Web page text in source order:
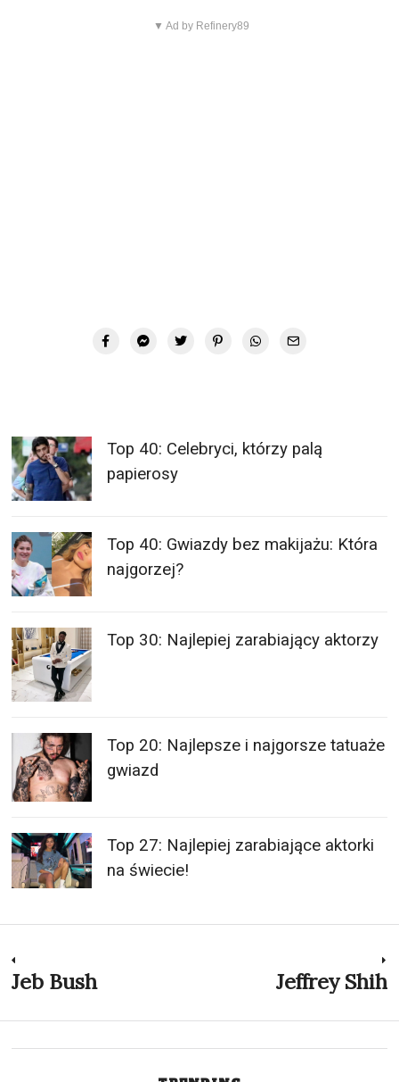
▼ Ad by Refinery89
Top 40: Celebryci, którzy palą
papierosy
Top 40: Gwiazdy bez makijażu: Która
najgorzej?
Top 30: Najlepiej zarabiający aktorzy
Top 20: Najlepsze i najgorsze tatuaże
gwiazd
Top 27: Najlepiej zarabiające aktorki
na świecie!
Nawigacja
wpisu
Previous
Jeb Bush Jeffrey Shih